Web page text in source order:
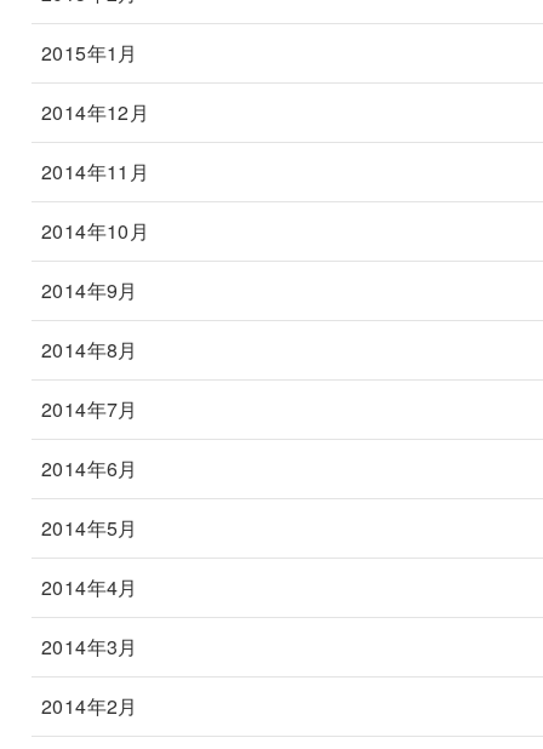
2015年1月
2014年12月
2014年11月
2014年10月
2014年9月
2014年8月
2014年7月
2014年6月
2014年5月
2014年4月
2014年3月
2014年2月